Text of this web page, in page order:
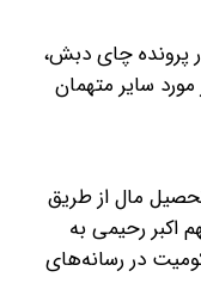
پرونده چای دبش،
و در مورد سایر متهمان
مال از طریق
اکبر رحیمی به
در رسانه‌های